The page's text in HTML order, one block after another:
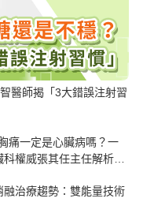
醫師揭「3大錯誤注射習
痛一定是心臟病嗎？一
權威張其任主任解析支
治療趨勢：雙能量技術